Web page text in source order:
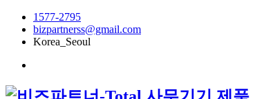
1577-2795
bizpartnerss@gmail.com
Korea_Seoul